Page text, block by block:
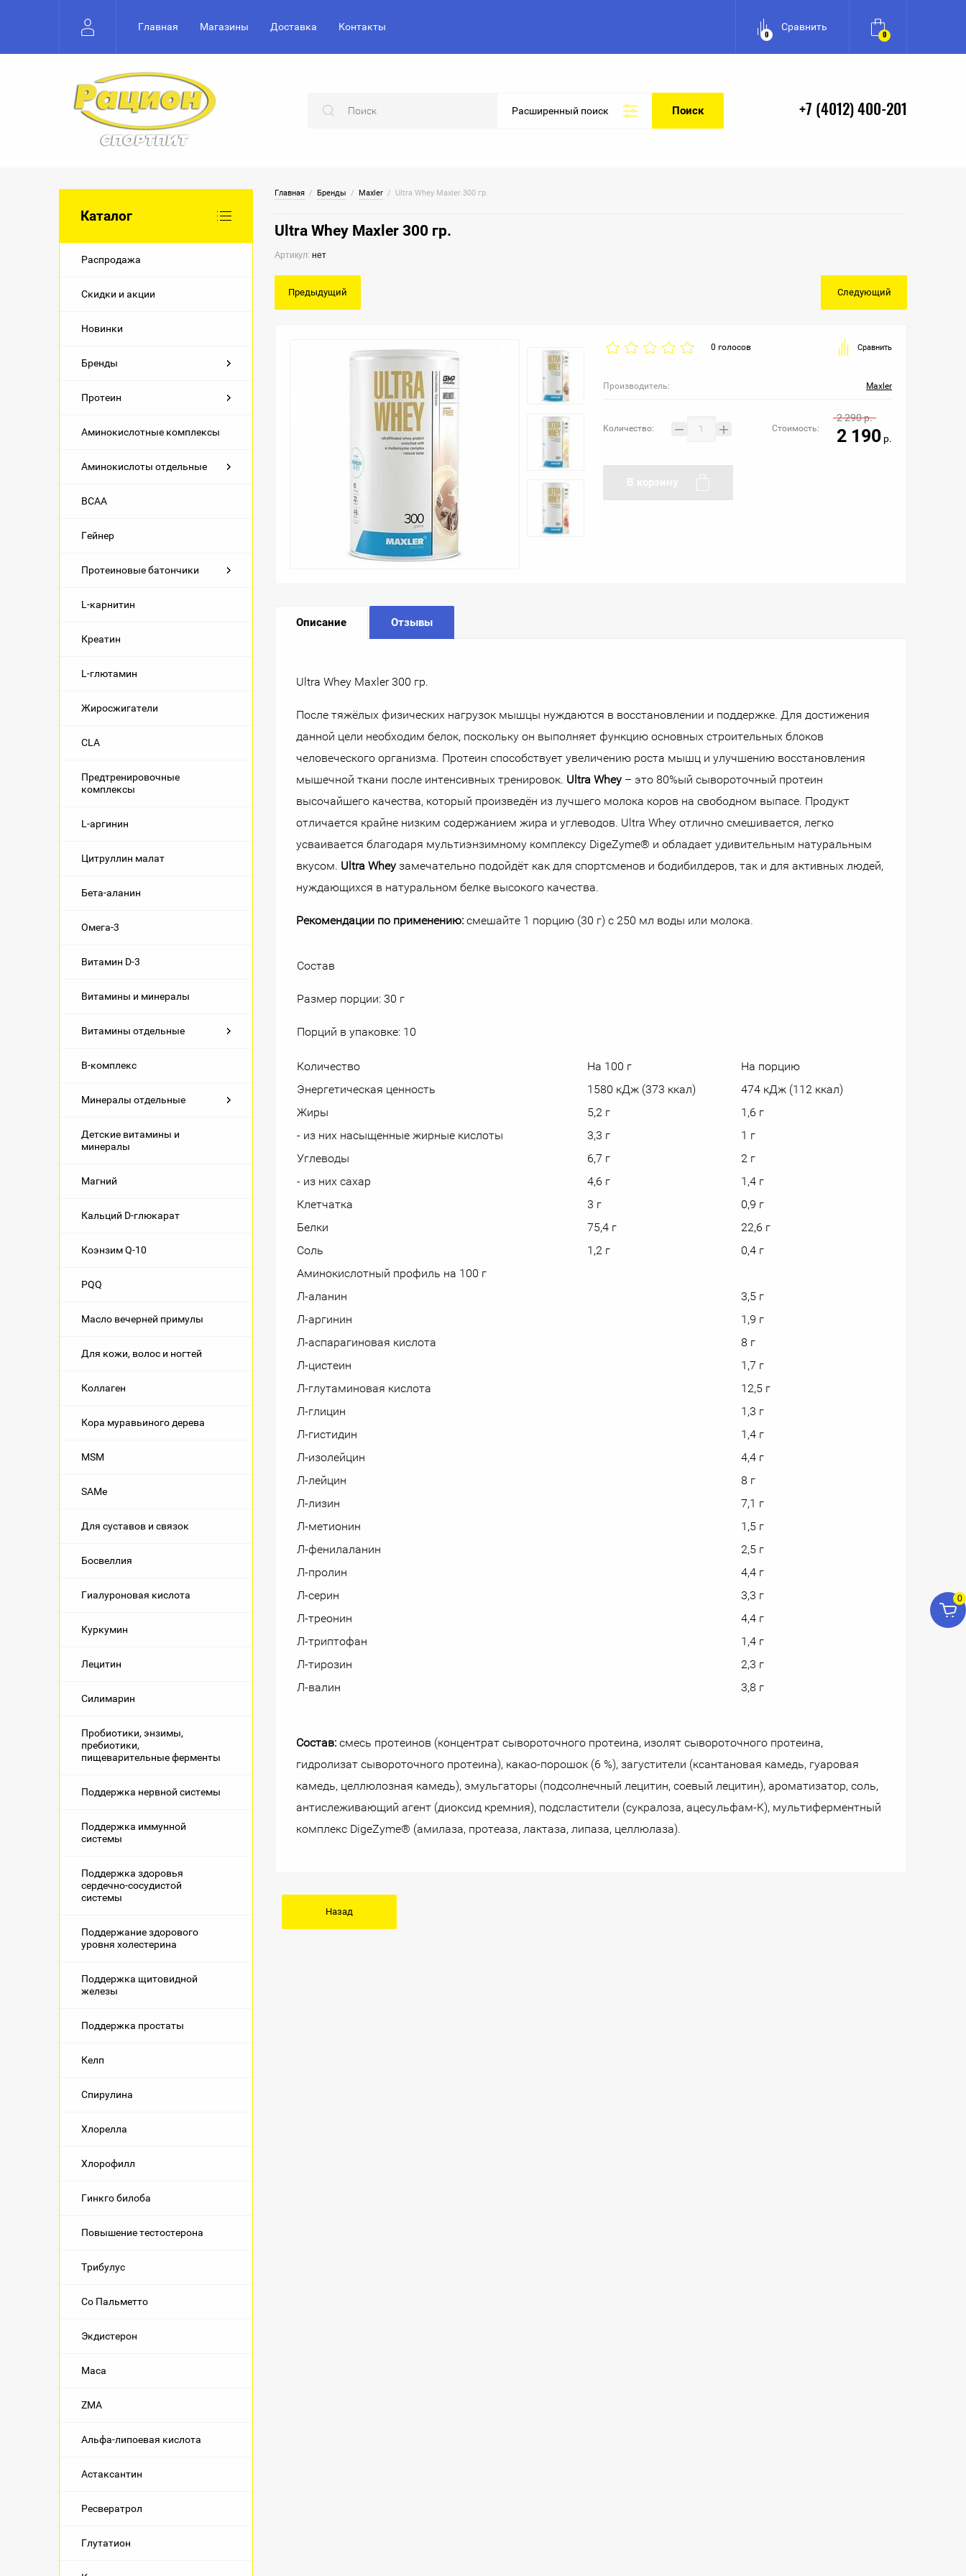
Главная Магазины Доставка Контакты
0
Сравнить
0
+7 (4012) 400-201
Расширенный поиск Поиск
Каталог
Распродажа
Скидки и акции
Новинки
Бренды
Протеин
Аминокислотные комплексы
Аминокислоты отдельные
BCAA
Гейнер
Протеиновые батончики
L-карнитин
Креатин
L-глютамин
Жиросжигатели
CLA
Предтренировочные
комплексы
L-аргинин
Цитруллин малат
Бета-аланин
Омега-3
Витамин D-3
Витамины и минералы
Витамины отдельные
B-комплекс
Минералы отдельные
Детские витамины и
минералы
Магний
Кальций D-глюкарат
Коэнзим Q-10
PQQ
Масло вечерней примулы
Для кожи, волос и ногтей
Коллаген
Кора муравьиного дерева
MSM
SAMe
Для суставов и связок
Босвеллия
Гиалуроновая кислота
Куркумин
Лецитин
Силимарин
Пробиотики, энзимы,
пребиотики,
пищеварительные ферменты
Поддержка нервной системы
Поддержка иммунной
системы
Поддержка здоровья
сердечно-сосудистой
системы
Поддержание здорового
уровня холестерина
Поддержка щитовидной
железы
Поддержка простаты
Келп
Спирулина
Хлорелла
Хлорофилл
Гинкго билоба
Повышение тестостерона
Трибулус
Со Пальметто
Экдистерон
Maca
ZMA
Альфа-липоевая кислота
Астаксантин
Ресвератрол
Глутатион
Главная
  /
Бренды
  /
Maxler
  /  Ultra Whey Maxler 300 гр.
Ultra Whey Maxler 300 гр.
Артикул: нет
Предыдущий Следующий
0 голосов Сравнить
Производитель: Maxler
Количество: − + Стоимость:
2 290р.
2 190 р.
Описание Отзывы
Ultra Whey Maxler 300 гр.
После тяжёлых физических нагрузок мышцы нуждаются в восстановлении и поддержке. Для достижения
данной цели необходим белок, поскольку он выполняет функцию основных строительных блоков
человеческого организма. Протеин способствует увеличению роста мышц и улучшению восстановления
мышечной ткани после интенсивных тренировок. Ultra Whey – это 80%ый сывороточный протеин
высочайшего качества, который произведён из лучшего молока коров на свободном выпасе. Продукт
отличается крайне низким содержанием жира и углеводов. Ultra Whey отлично смешивается, легко
усваивается благодаря мультиэнзимному комплексу DigeZyme® и обладает удивительным натуральным
вкусом. Ultra Whey замечательно подойдёт как для спортсменов и бодибилдеров, так и для активных людей,
нуждающихся в натуральном белке высокого качества.
Рекомендации по применению: смешайте 1 порцию (30 г) с 250 мл воды или молока.
Состав
Размер порции: 30 г
Порций в упаковке: 10
Количество На 100 г
На порцию
Энергетическая ценность
1580 кДж (373 ккал)
474 кДж (112 ккал)
Жиры
5,2 г
1,6 г
- из них насыщенные жирные кислоты
3,3 г
1 г
Углеводы
6,7 г
2 г
- из них сахар
4,6 г
1,4 г
Клетчатка
3 г
0,9 г
Белки
75,4 г
22,6 г
Соль
1,2 г
0,4 г
Аминокислотный профиль на 100 г
Л-аланин
3,5 г
Л-аргинин
1,9 г
Л-аспарагиновая кислота
8 г
Л-цистеин
1,7 г
Л-глутаминовая кислота
12,5 г
Л-глицин
1,3 г
Л-гистидин
1,4 г
Л-изолейцин
4,4 г
Л-лейцин
8 г
Л-лизин
7,1 г
Л-метионин
1,5 г
Л-фенилаланин
2,5 г
Л-пролин
4,4 г
Л-серин
3,3 г
Л-треонин
4,4 г
Л-триптофан
1,4 г
Л-тирозин
2,3 г
Л-валин
3,8 г
Состав: смесь протеинов (концентрат сывороточного протеина, изолят сывороточного протеина,
гидролизат сывороточного протеина), какао-порошок (6 %), загустители (ксантановая камедь, гуаровая
камедь, целлюлозная камедь), эмульгаторы (подсолнечный лецитин, соевый лецитин), ароматизатор, соль,
антислеживающий агент (диоксид кремния), подсластители (сукралоза, ацесульфам-K), мультиферментный
комплекс DigeZyme® (амилаза, протеаза, лактаза, липаза, целлюлаза).
Назад
0